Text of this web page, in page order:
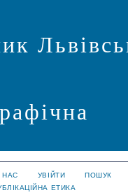
НАС УВІЙТИ
ПОШУК
ЕТИКА